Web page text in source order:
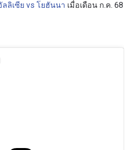
ลลิเซีย vs โยฮันนา เมื่อเดือน ก.ค. 68